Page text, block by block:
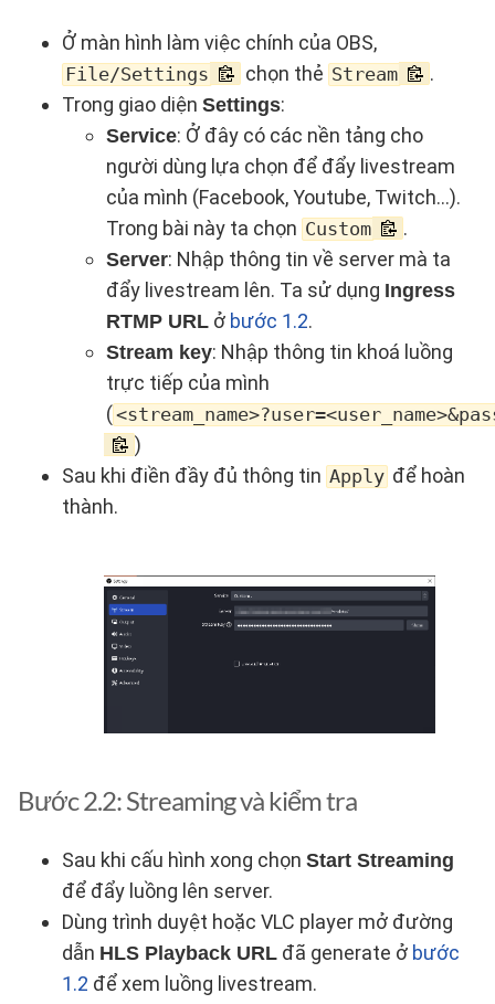
Ở màn hình làm việc chính của OBS,
File/Settings chọn thẻ Stream
.
Trong giao diện Settings:
Service: Ở đây có các nền tảng cho
người dùng lựa chọn để đẩy livestream
của mình (Facebook, Youtube, Twitch…).
Trong bài này ta chọn Custom .
Server: Nhập thông tin về server mà ta
đẩy livestream lên. Ta sử dụng Ingress
RTMP URL ở bước 1.2.
Stream key: Nhập thông tin khoá luồng
trực tiếp của mình
(
)
Sau khi điền đầy đủ thông tin Apply để hoàn
thành.
Bước 2.2: Streaming và kiểm tra
Sau khi cấu hình xong chọn Start Streaming
để đẩy luồng lên server.
Dùng trình duyệt hoặc VLC player mở đường
dẫn HLS Playback URL đã generate ở bước
1.2 để xem luồng livestream.